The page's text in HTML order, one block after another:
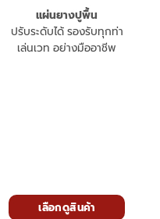
แผ่นยางปูพื้น
ปรับระดับได้ รองรับทุกท่า
เล่นเวท อย่างมืออาชีพ
เลือกดูสินค้า